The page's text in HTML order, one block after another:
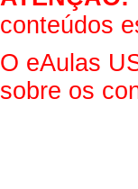
conteúdos
O eAulas
sobre os